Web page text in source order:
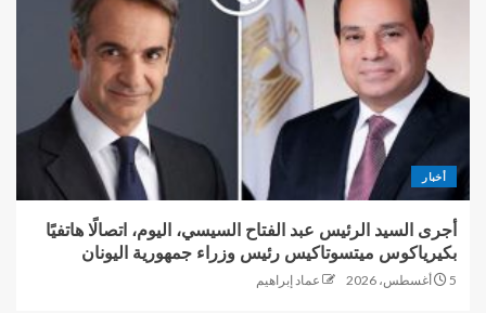
أخبار
أجرى السيد الرئيس عبد الفتاح السيسي، اليوم، اتصالًا هاتفيًا
بكيرياكوس ميتسوتاكيس رئيس وزراء جمهورية اليونان
5 أغسطس، 2026 عماد إبراهيم